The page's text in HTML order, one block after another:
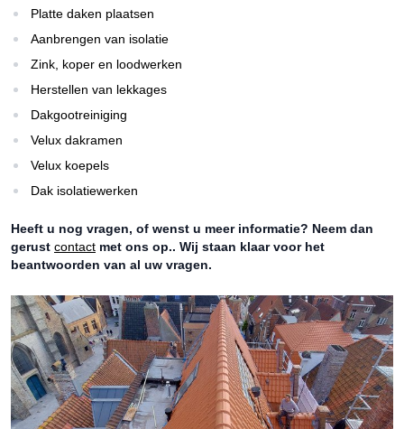
Platte daken plaatsen
Aanbrengen van isolatie
Zink, koper en loodwerken
Herstellen van lekkages
Dakgootreiniging
Velux dakramen
Velux koepels
Dak isolatiewerken
Heeft u nog vragen, of wenst u meer informatie? Neem dan
gerust contact met ons op.. Wij staan klaar voor het
beantwoorden van al uw vragen.